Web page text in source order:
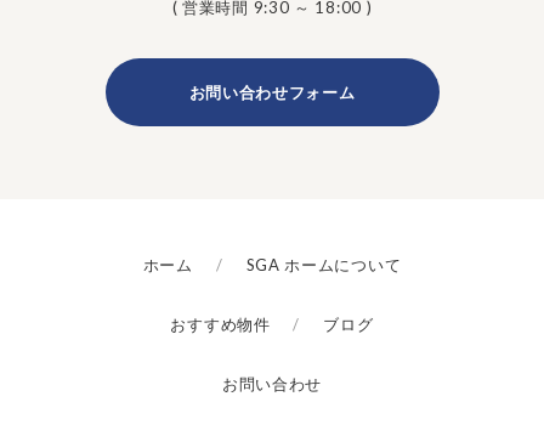
( 営業時間 9:30 ～ 18:00 )
お問い合わせフォーム
ホーム SGA ホームについて
おすすめ物件 ブログ
お問い合わせ